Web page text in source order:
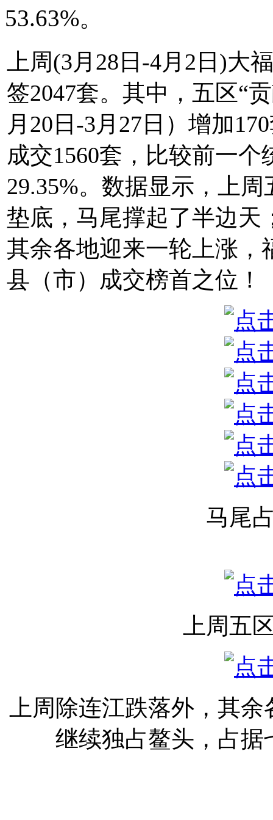
53.63%。
上周(3月28日-4月2日)大
签2047套。其中，五区“
月20日-3月27日）增加
成交1560套，比较前一
29.35%。数据显示，上
垫底，马尾撑起了半边天
其余各地迎来一轮上涨，
县（市）成交榜首之位！
马尾
上周五
上周除连江跌落外，其
继续独占鳌头，占